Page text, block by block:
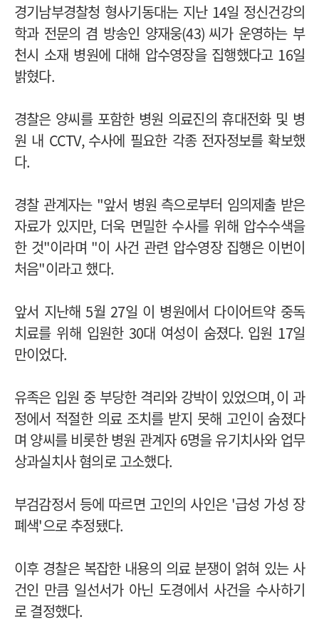
경기남부경찰청 형사기동대는 지난 14일 정신건강의
학과 전문의 겸 방송인 양재웅(43) 씨가 운영하는 부
천시 소재 병원에 대해 압수영장을 집행했다고 16일
밝혔다.
경찰은 양씨를 포함한 병원 의료진의 휴대전화 및 병
원 내 CCTV, 수사에 필요한 각종 전자정보를 확보했
다.
경찰 관계자는 "앞서 병원 측으로부터 임의제출 받은
자료가 있지만, 더욱 면밀한 수사를 위해 압수수색을
한 것"이라며 "이 사건 관련 압수영장 집행은 이번이
처음"이라고 했다.
앞서 지난해5월 27일 이 병원에서 다이어트약 중독
치료를 위해 입원한 30대 여성이 숨졌다. 입원 17일
만이었다.
유족은 입원 중 부당한 격리와 강박이 있었으며,이 과
정에서 적절한 의료 조치를 받지 못해 고인이 숨졌다
며 양씨를 비롯한 병원 관계자 6명을 유기치사와 업무
상과실치사 혐의로 고소했다.
부검감정서 등에 따르면 고인의 사인은 '급성 가성 장
폐색'으로 추정됐다.
이후 경찰은 복잡한 내용의 의료 분쟁이 얽혀 있는 사
건인 만큼 일선서가 아닌 도경에서 사건을 수사하기
로 결정했다.